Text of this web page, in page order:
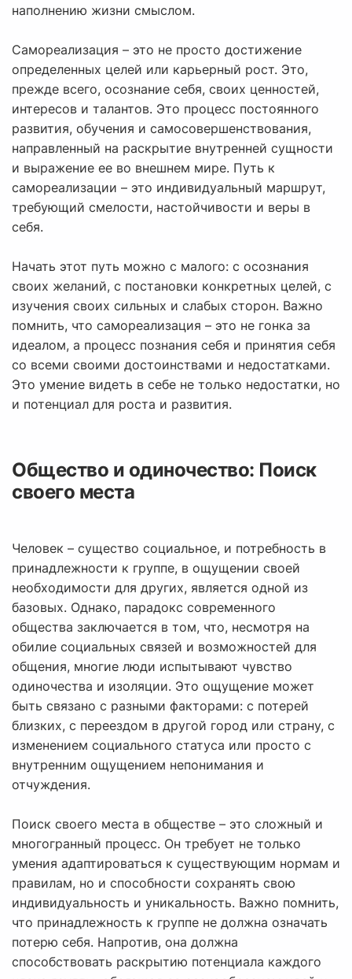
наполнению жизни смыслом.
Самореализация – это не просто достижение
определенных целей или карьерный рост. Это,
прежде всего, осознание себя, своих ценностей,
интересов и талантов. Это процесс постоянного
развития, обучения и самосовершенствования,
направленный на раскрытие внутренней сущности
и выражение ее во внешнем мире. Путь к
самореализации – это индивидуальный маршрут,
требующий смелости, настойчивости и веры в
себя.
Начать этот путь можно с малого: с осознания
своих желаний, с постановки конкретных целей, с
изучения своих сильных и слабых сторон. Важно
помнить, что самореализация – это не гонка за
идеалом, а процесс познания себя и принятия себя
со всеми своими достоинствами и недостатками.
Это умение видеть в себе не только недостатки, но
и потенциал для роста и развития.
Общество и одиночество: Поиск
своего места
Человек – существо социальное, и потребность в
принадлежности к группе, в ощущении своей
необходимости для других, является одной из
базовых. Однако, парадокс современного
общества заключается в том, что, несмотря на
обилие социальных связей и возможностей для
общения, многие люди испытывают чувство
одиночества и изоляции. Это ощущение может
быть связано с разными факторами: с потерей
близких, с переездом в другой город или страну, с
изменением социального статуса или просто с
внутренним ощущением непонимания и
отчуждения.
Поиск своего места в обществе – это сложный и
многогранный процесс. Он требует не только
умения адаптироваться к существующим нормам и
правилам, но и способности сохранять свою
индивидуальность и уникальность. Важно помнить,
что принадлежность к группе не должна означать
потерю себя. Напротив, она должна
способствовать раскрытию потенциала каждого